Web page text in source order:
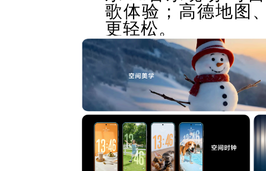
歌体验；高德地图
更轻松。